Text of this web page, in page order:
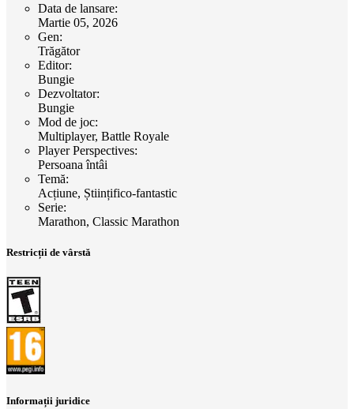
Data de lansare:
Martie 05, 2026
Gen:
Trăgător
Editor:
Bungie
Dezvoltator:
Bungie
Mod de joc:
Multiplayer, Battle Royale
Player Perspectives:
Persoana întâi
Temă:
Acțiune, Științifico-fantastic
Serie:
Marathon, Classic Marathon
Restricții de vârstă
Informații juridice